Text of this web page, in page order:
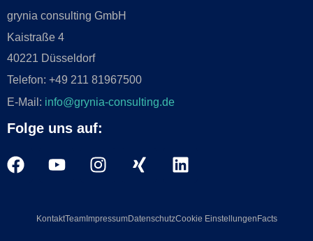
grynia consulting GmbH
Kaistraße 4
40221 Düsseldorf
Telefon: +49 211 81967500
E-Mail: info@grynia-consulting.de
Folge uns auf:
KontaktTeamImpressumDatenschutzCookie EinstellungenFacts